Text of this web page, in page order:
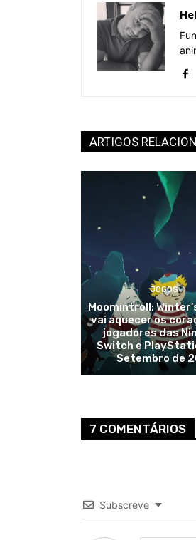
ARTIGOS
JOGOS
Moomintroll:
vai aquecer os
jogadores das
Switch e
Setembro de
7 COMENTÁRIOS
Subscreve